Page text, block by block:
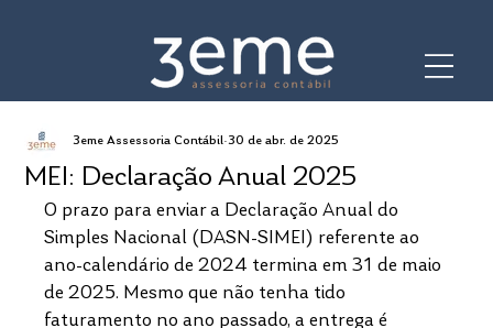
MEI: Declaração Anual 2025
3eme Assessoria Contábil 30 de abr. de 2025
O prazo para enviar a Declaração Anual do
Simples Nacional (DASN-SIMEI) referente ao
ano-calendário de 2024 termina em 31 de maio
de 2025. Mesmo que não tenha tido
faturamento no ano passado, a entrega é